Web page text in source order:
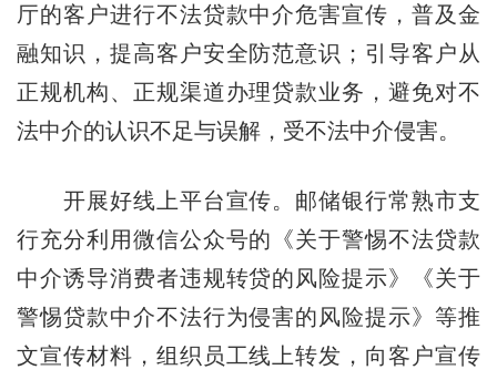
厅的客户进行不法贷款中介危害宣传，普及金
融知识，提高客户安全防范意识；引导客户从
正规机构、正规渠道办理贷款业务，避免对不
法中介的认识不足与误解，受不法中介侵害。
开展好线上平台宣传。邮储银行常熟市支
行充分利用微信公众号的《关于警惕不法贷款
中介诱导消费者违规转贷的风险提示》《关于
警惕贷款中介不法行为侵害的风险提示》等推
文宣传材料，组织员工线上转发，向客户宣传